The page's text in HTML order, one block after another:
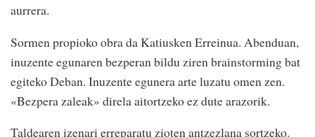
aurrera.
Sormen propioko obra da Katiusken Erreinua. Abenduan,
inuzente egunaren bezperan bildu ziren brainstorming bat
egiteko Deban. Inuzente egunera arte luzatu omen zen.
«Bezpera zaleak» direla aitortzeko ez dute arazorik.
Taldearen izenari erreparatu zioten antzezlana sortzeko.